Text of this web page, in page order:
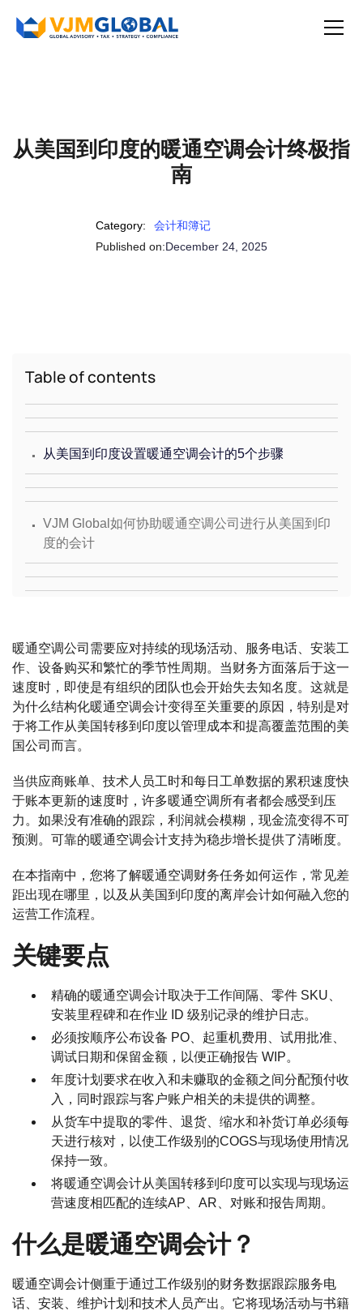
从美国到印度的暖通空调会计终极指
南
Category:
会计和簿记
Published on:December 24, 2025
Table of contents
. 从美国到印度设置暖通空调会计的5个步骤
. VJM Global如何协助暖通空调公司进行从美国到印
度的会计
暖通空调公司需要应对持续的现场活动、服务电话、安装工
作、设备购买和繁忙的季节性周期。当财务方面落后于这一
速度时，即使是有组织的团队也会开始失去知名度。这就是
为什么结构化暖通空调会计变得至关重要的原因，特别是对
于将工作从美国转移到印度以管理成本和提高覆盖范围的美
国公司而言。
当供应商账单、技术人员工时和每日工单数据的累积速度快
于账本更新的速度时，许多暖通空调所有者都会感受到压
力。如果没有准确的跟踪，利润就会模糊，现金流变得不可
预测。可靠的暖通空调会计支持为稳步增长提供了清晰度。
在本指南中，您将了解暖通空调财务任务如何运作，常见差
距出现在哪里，以及从美国到印度的离岸会计如何融入您的
运营工作流程。
关键要点
精确的暖通空调会计取决于工作间隔、零件 SKU、
安装里程碑和在作业 ID 级别记录的维护日志。
必须按顺序公布设备 PO、起重机费用、试用批准、
调试日期和保留金额，以便正确报告 WIP。
年度计划要求在收入和未赚取的金额之间分配预付收
入，同时跟踪与客户账户相关的未提供的调整。
从货车中提取的零件、退货、缩水和补货订单必须每
天进行核对，以使工作级别的COGS与现场使用情况
保持一致。
将暖通空调会计从美国转移到印度可以实现与现场运
营速度相匹配的连续AP、AR、对账和报告周期。
什么是暖通空调会计？
暖通空调会计侧重于通过工作级别的财务数据跟踪服务电
话、安装、维护计划和技术人员产出。它将现场活动与书籍